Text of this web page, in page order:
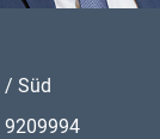
/ Süd
9209994